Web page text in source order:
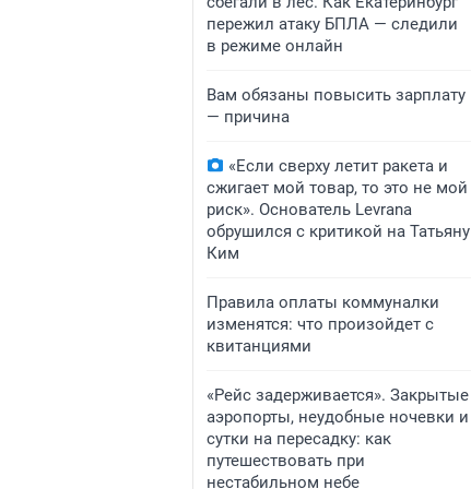
пережил атаку БПЛА — следили
в режиме онлайн
Вам обязаны повысить зарплату
— причина
«Если сверху летит ракета и
сжигает мой товар, то это не мой
риск». Основатель Levrana
обрушился с критикой на Татьяну
Ким
Правила оплаты коммуналки
изменятся: что произойдет с
квитанциями
«Рейс задерживается». Закрытые
аэропорты, неудобные ночевки и
сутки на пересадку: как
путешествовать при
нестабильном небе